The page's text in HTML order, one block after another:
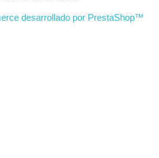
desarrollado por PrestaShop™